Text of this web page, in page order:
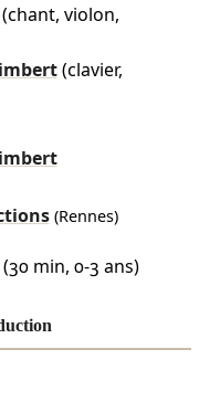
(chant, violon,
(clavier,
(Rennes)
min, 0-3 ans)